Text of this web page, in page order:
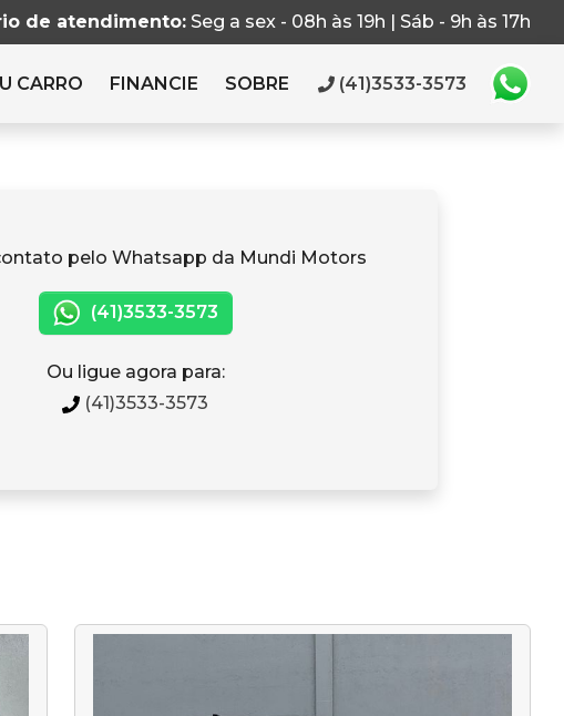
de atendimento: Seg a sex - 08h às 19h | Sáb - 9h às 17h
CARRO FINANCIE SOBRE (41)3533-3573
pelo Whatsapp da Mundi Motors
(41)3533-3573
Ou ligue agora para:
(41)3533-3573